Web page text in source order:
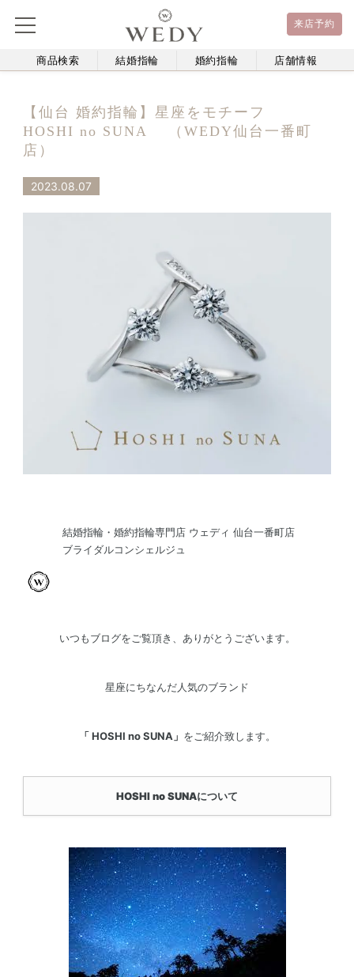
来店予約
商品検索 結婚指輪 婚約指輪 店舗情報
【仙台 婚約指輪】星座をモチーフ
HOSHI no SUNA （WEDY仙台一番町
店）
2023.08.07
結婚指輪・婚約指輪専門店 ウェディ 仙台一番町店
ブライダルコンシェルジュ
いつもブログをご覧頂き、ありがとうございます。
星座にちなんだ人気のブランド
「 HOSHI no SUNA」 をご紹介致します。
HOSHI no SUNAについて